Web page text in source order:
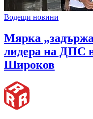
Водещи новини
Мярка
лидера на ДПС
Широков